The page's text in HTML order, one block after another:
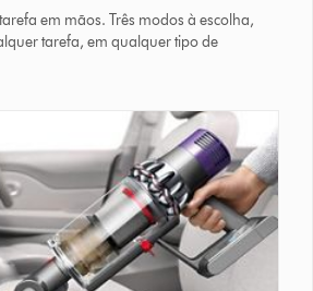
em mãos. Três modos à escolha,
tarefa, em qualquer tipo de